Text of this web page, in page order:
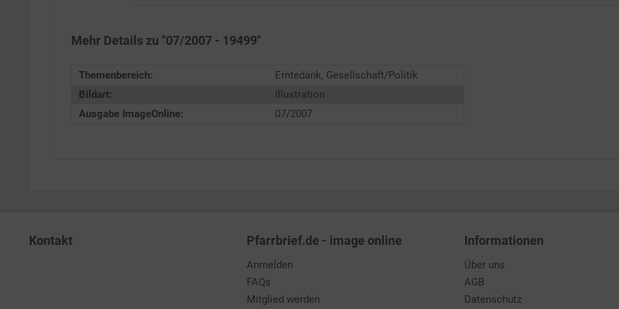
Mehr Details zu "07/2007 - 19499"
Themenbereich:
Erntedank, Gesellschaft/Politik
Bildart:
Illustration
Ausgabe ImageOnline:
07/2007
Kontakt Pfarrbrief.de - image online
Anmelden
FAQs
Mitglied werden
Informationen
Über uns
AGB
Datenschutz
Service